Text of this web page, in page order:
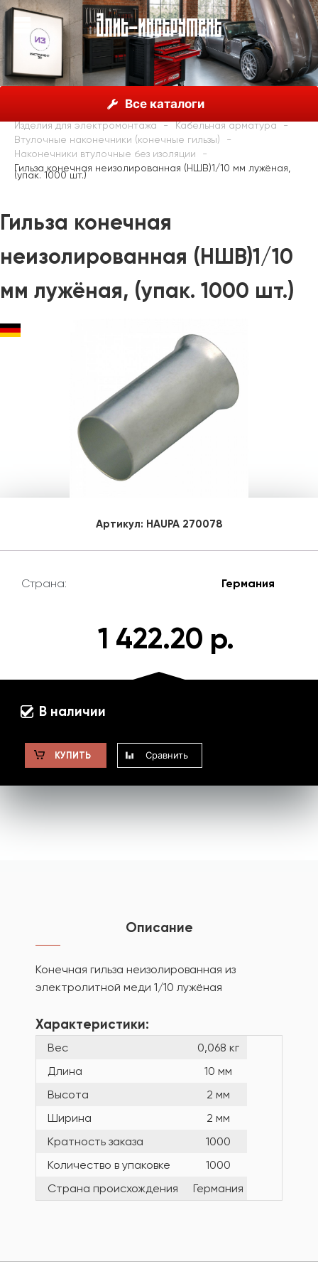
Все каталоги
Haupa
Каталог инструментов HAUPA
Изделия для электромонтажа
Кабельная арматура
Втулочные наконечники (конечные гильзы)
Наконечники втулочные без изоляции
Гильза конечная неизолированная (НШВ)1/10 мм лужёная,
(упак. 1000 шт.)
Гильза конечная
неизолированная (НШВ)1/10
мм лужёная, (упак. 1000 шт.)
Артикул: HAUPA 270078
Страна: Германия
1 422.20 р.
В наличии
КУПИТЬ Сравнить
Описание
Конечная гильза неизолированная из
электролитной меди 1/10 лужёная
Характеристики:
Вес
0,068 кг
Длина
10 мм
Высота
2 мм
Ширина
2 мм
Кратность заказа
1000
Количество в упаковке
1000
Страна происхождения
Германия